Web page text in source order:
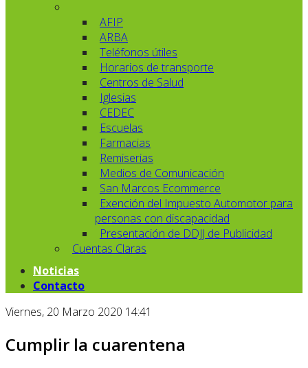
AFIP
ARBA
Teléfonos útiles
Horarios de transporte
Centros de Salud
Iglesias
CEDEC
Escuelas
Farmacias
Remiserias
Medios de Comunicación
San Marcos Ecommerce
Exención del Impuesto Automotor para
personas con discapacidad
Presentación de DDJJ de Publicidad
Cuentas Claras
Noticias
Contacto
Viernes, 20 Marzo 2020 14:41
Cumplir la cuarentena